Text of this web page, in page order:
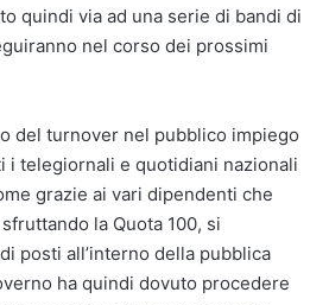
quindi via ad una serie di bandi di
nel corso dei prossimi
del turnover nel pubblico impiego
i telegiornali e quotidiani nazionali
grazie ai vari dipendenti che
la Quota 100, si
posti all’interno della pubblica
ha quindi dovuto procedere